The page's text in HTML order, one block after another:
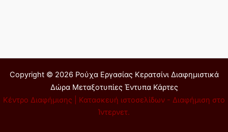
Copyright © 2026 Ρούχα Εργασίας Κερατσίνι Διαφημιστικά
Δώρα Μεταξοτυπίες Έντυπα Κάρτες
Κέντρο Διαφήμισης | Κατασκευή ιστοσελίδων - Διαφήμιση στο
Ίντερνετ.